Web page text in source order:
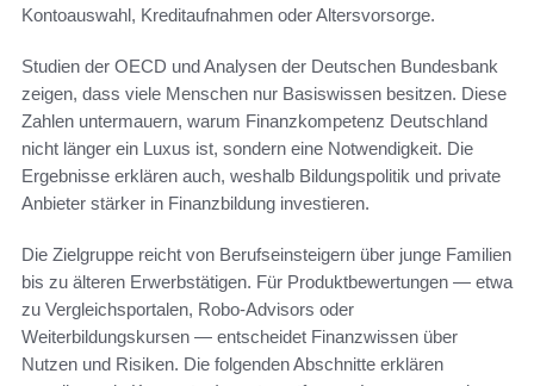
Kontoauswahl, Kreditaufnahmen oder Altersvorsorge.
Studien der OECD und Analysen der Deutschen Bundesbank
zeigen, dass viele Menschen nur Basiswissen besitzen. Diese
Zahlen untermauern, warum Finanzkompetenz Deutschland
nicht länger ein Luxus ist, sondern eine Notwendigkeit. Die
Ergebnisse erklären auch, weshalb Bildungspolitik und private
Anbieter stärker in Finanzbildung investieren.
Die Zielgruppe reicht von Berufseinsteigern über junge Familien
bis zu älteren Erwerbstätigen. Für Produktbewertungen — etwa
zu Vergleichsportalen, Robo-Advisors oder
Weiterbildungskursen — entscheidet Finanzwissen über
Nutzen und Risiken. Die folgenden Abschnitte erklären